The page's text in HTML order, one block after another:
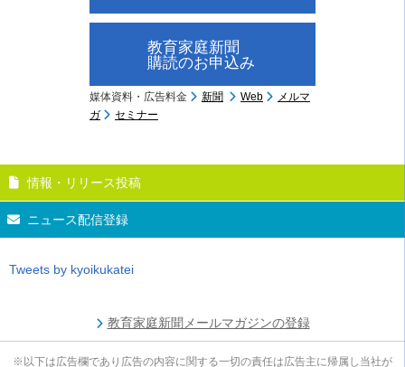
教育家庭新聞
購読のお申込み
媒体資料・広告料金 新聞 Web
メルマ
ガ
セミナー
情報・リリース投稿
ニュース配信登録
Tweets by kyoikukatei
教育家庭新聞メールマガジンの登録
※以下は広告欄であり広告の内容に関する一切の責任は広告主に帰属し当社が